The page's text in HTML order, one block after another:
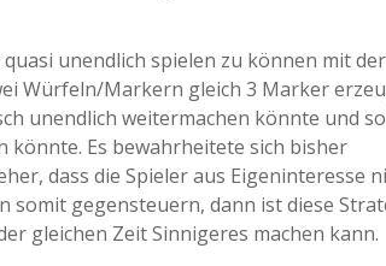
unendlich spielen zu können mit der
Würfeln/Markern gleich 3 Marker
unendlich weitermachen könnte und
Es bewahrheitete sich bisher
dass die Spieler aus Eigeninteresse
somit gegensteuern, dann ist diese
gleichen Zeit Sinnigeres machen kann.